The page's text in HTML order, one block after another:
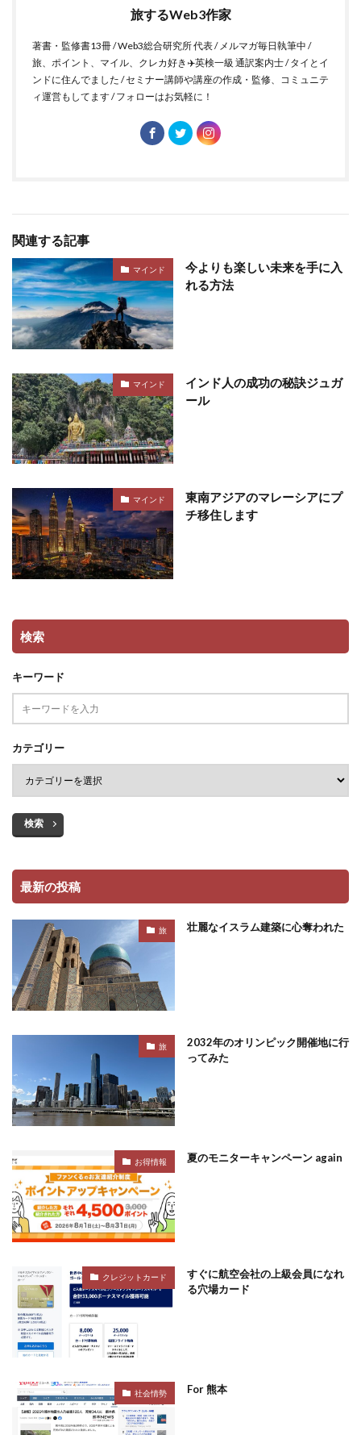
旅するWeb3作家
著書・監修書13冊 / Web3総合研究所 代表 / メルマガ毎日執筆中 /
旅、ポイント、マイル、クレカ好き✈️英検一級 通訳案内士 / タイとイ
ンドに住んでました / セミナー講師や講座の作成・監修、コミュニテ
ィ運営もしてます / フォローはお気軽に！
関連する記事
マインド
今よりも楽しい未来を手に入
れる方法
マインド
インド人の成功の秘訣ジュガ
ール
マインド
東南アジアのマレーシアにプ
チ移住します
検索
キーワード
カテゴリー
検索
最新の投稿
旅 壮麗なイスラム建築に心奪われた
旅
2032年のオリンピック開催地に行
ってみた
お得情報 夏のモニターキャンペーン again
クレジットカード
すぐに航空会社の上級会員になれ
る穴場カード
社会情勢 For 熊本